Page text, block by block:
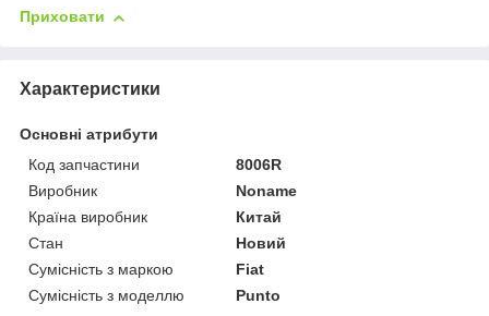
Приховати
Характеристики
Основні атрибути
Код запчастини
8006R
Виробник
Noname
Країна виробник
Китай
Стан
Новий
Сумісність з маркою
Fiat
Сумісність з моделлю
Punto